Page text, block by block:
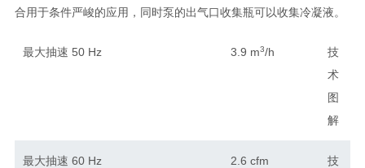
合用于条件严峻的应用，同时泵的出气口收集瓶可以收集冷凝液。
最大抽速 50 Hz 3.9 m3/h
技
术
图
解
最大抽速 60 Hz 2.6 cfm
技